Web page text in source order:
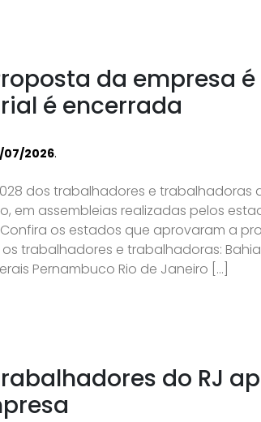
da empresa
é encerrada
07/2026.
dos trabalhadores e trabalhadoras
em assembleias realizadas pelos
os estados que aprovaram a
trabalhadores e trabalhadoras:
Pernambuco Rio de Janeiro […]
do RJ